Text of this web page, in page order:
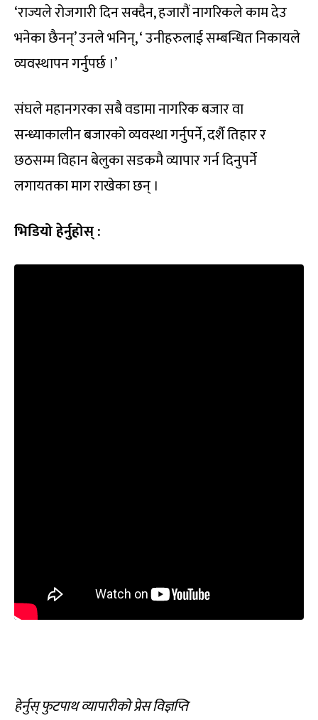
‘राज्यले रोजगारी दिन सक्दैन, हजारौं नागरिकले काम देउ
भनेका छैनन्’ उनले भनिन्, ‘ उनीहरुलाई सम्बन्धित निकायले
व्यवस्थापन गर्नुपर्छ ।’
संघले महानगरका सबै वडामा नागरिक बजार वा
सन्ध्याकालीन बजारको व्यवस्था गर्नुपर्ने, दर्शै तिहार र
छठसम्म विहान बेलुका सडकमै व्यापार गर्न दिनुपर्ने
लगायतका माग राखेका छन् ।
भिडियो हेर्नुहोस् :
हेर्नुस् फुटपाथ व्‍यापारीको प्रेस विज्ञप्ति